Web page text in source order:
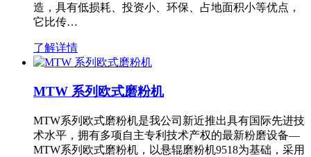
造，具有低损耗、投资小、环保、占地面积小等优点，
它比传…
了解详情
MTW 系列欧式磨粉机
MTW系列欧式磨粉机是我公司新近推出具有国际先进技
术水平，拥有多项自主专利技术产权的最新粉磨设备—
MTW系列欧式磨粉机，以悬辊磨粉机9518为基础，采用